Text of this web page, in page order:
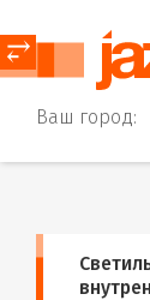
Ваш город:
⥂